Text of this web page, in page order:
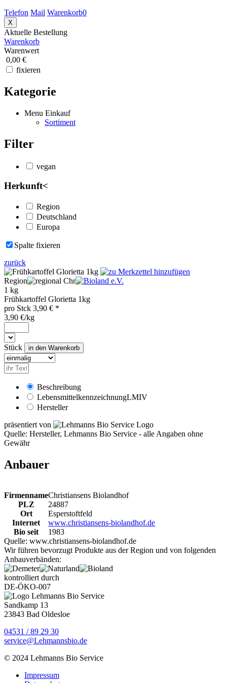
Telefon Mail Warenkorb0
X
Aktuelle Bestellung
Warenkorb
Warenwert
0,00 €
fixieren
Kategorie
Menu Einkauf
Sortiment
Filter
vegan
Herkunft<
Region
Deutschland
Europa
Spalte fixieren
zurück
Region
Chr
1 kg
Frühkartoffel Glorietta 1kg
pro Stck 3,90 € *
3,90 €/kg
Stück
Beschreibung
LebensmittelkennzeichnungLMIV
Hersteller
präsentiert von
Quelle: Hersteller, Lehmanns Bio Service - alle Angaben ohne
Gewähr
Anbauer
FirmennameChristiansens Biolandhof
PLZ
24887
Ort
Esperstoftfeld
Internet
www.christiansens-biolandhof.de
Bio seit
1983
Quelle: www.christiansens-biolandhof.de
Wir führen bevorzugt Produkte aus der Region und von folgenden
Anbauverbänden:
kontrolliert durch
DE-ÖKO-007
Sandkamp 13
23843 Bad Oldesloe
04531 / 89 29 30
service@Lehmannsbio.de
© 2024 Lehmanns Bio Service
Impressum